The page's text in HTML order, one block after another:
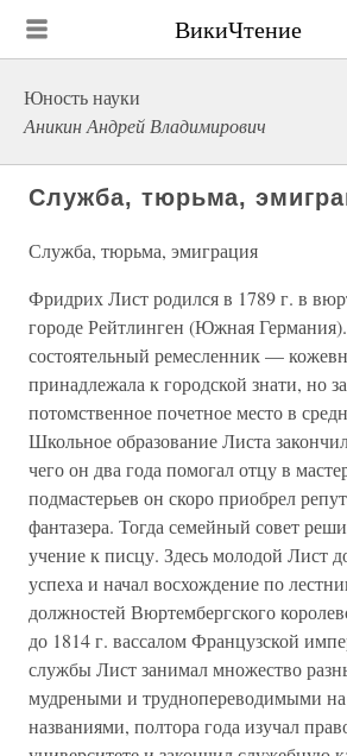
ВикиЧтение
Юность науки
Аникин Андрей Владимирович
Служба, тюрьма,
Служба, тюрьма, эмиграция
Фридрих Лист родился в 1789 г. в
городе Рейтлинген (Южная
состоятельный ремесленник —
принадлежала к городской знати, но
потомственное почетное место в
Школьное образование Листа
чего он два года помогал отцу в
подмастерьев он скоро приобрел
фантазера. Тогда семейный совет
учение к писцу. Здесь молодой Лист
успеха и начал восхождение по
должностей Вюртембергского
до 1814 г. вассалом Французской
службы Лист занимал множество
мудреными и труднопереводимыми
названиями, полтора года изучал